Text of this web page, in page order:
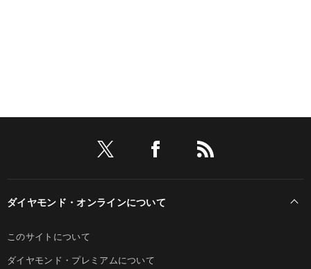
ダイヤモンド・オンラインについて
このサイトについて
ダイヤモンド・プレミアムについて